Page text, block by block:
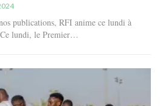
publications, RFI anime ce lundi à
Ce lundi, le Premier…